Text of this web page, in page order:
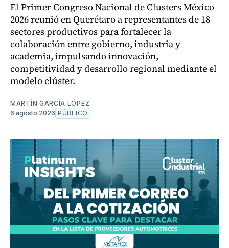
El Primer Congreso Nacional de Clusters México
2026 reunió en Querétaro a representantes de 18
sectores productivos para fortalecer la
colaboración entre gobierno, industria y
academia, impulsando innovación,
competitividad y desarrollo regional mediante el
modelo clúster.
MARTÍN GARCÍA LÓPEZ
6 agosto 2026 PÚBLICO